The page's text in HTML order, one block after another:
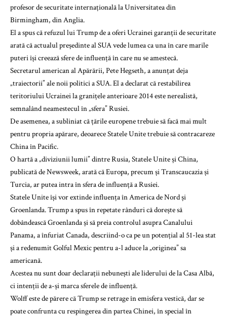
profesor de securitate internațională la Universitatea din
Birmingham, din Anglia.
El a spus că refuzul lui Trump de a oferi Ucrainei garanții de securitate
arată că actualul președinte al SUA vede lumea ca una în care marile
puteri își creează sfere de influență în care nu se amestecă.
Secretarul american al Apărării, Pete Hegseth, a anunțat deja
„traiectorii” ale noii politici a SUA. El a declarat că restabilirea
teritoriului Ucrainei la granițele anterioare 2014 este nerealistă,
semnalând neamestecul în „sfera” Rusiei.
De asemenea, a subliniat că țările europene trebuie să facă mai mult
pentru propria apărare, deoarece Statele Unite trebuie să contracareze
China în Pacific.
O hartă a „diviziunii lumii” dintre Rusia, Statele Unite și China,
publicată de Newsweek, arată că Europa, precum și Transcaucazia și
Turcia, ar putea intra în sfera de influență a Rusiei.
Statele Unite își vor extinde influența în America de Nord și
Groenlanda. Trump a spus în repetate rânduri că dorește să
dobândească Groenlanda și să preia controlul asupra Canalului
Panama, a înfuriat Canada, descriind-o ca pe un potențial al 51-lea stat
și a redenumit Golful Mexic pentru a-l aduce la „originea” sa
americană.
Acestea nu sunt doar declarații nebunești ale liderului de la Casa Albă,
ci intenții de a-și marca sferele de influență.
Wolff este de părere că Trump se retrage în emisfera vestică, dar se
poate confrunta cu respingerea din partea Chinei, în special în